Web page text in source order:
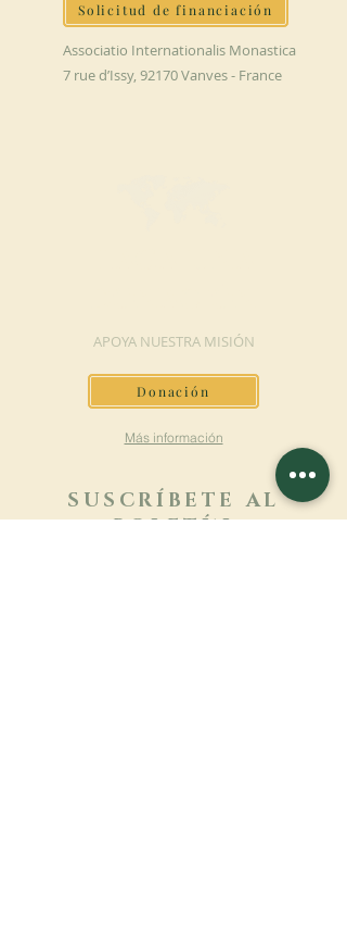
Solicitud de financiación
Associatio Internationalis Monastica
7 rue d’Issy, 92170 Vanves - France
APOYA NUESTRA MISIÓN
Donación
Más información
SUSCRÍBETE AL
BOLETÍN